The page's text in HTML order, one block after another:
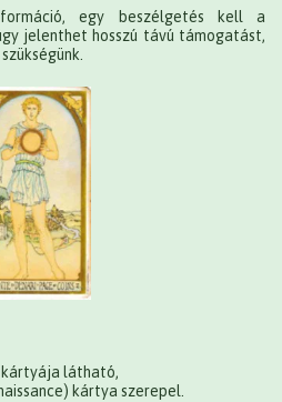
egy beszélgetés kell a
jelenthet hosszú távú támogatást,
kártyája látható,
kártya szerepel.